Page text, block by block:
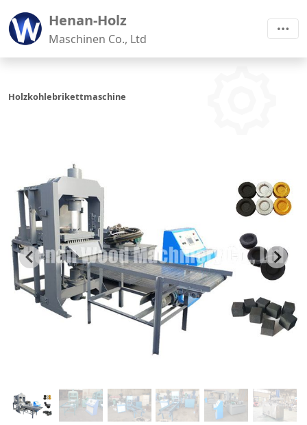
Henan-Holz
Maschinen Co., Ltd
Holzkohlebrikettmaschine